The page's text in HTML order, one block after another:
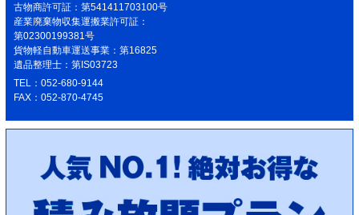
古物商許可証：第541411703100号
産業廃棄物収集運搬業許可証：
第02300199381号
貨物軽自動車運送事業：第16825
遺品整理士：第IS03723
TEL：052-680-9144
FAX：052-870-4745